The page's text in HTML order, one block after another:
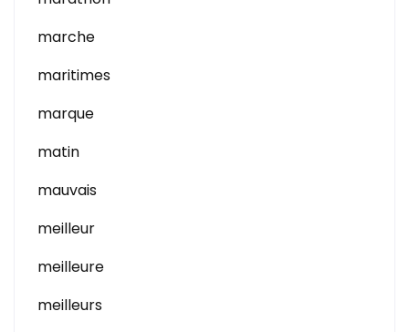
marche
maritimes
marque
matin
mauvais
meilleur
meilleure
meilleurs